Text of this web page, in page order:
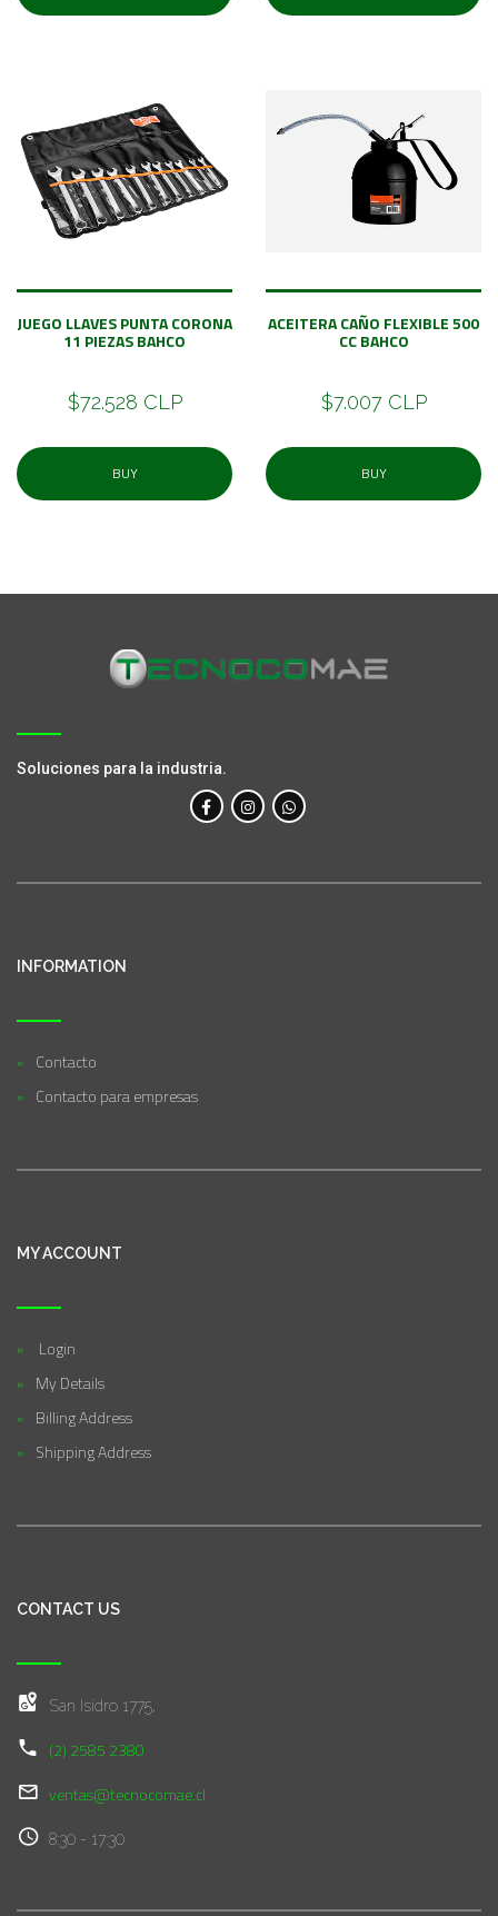
JUEGO LLAVES PUNTA CORONA
11 PIEZAS BAHCO
$72.528 CLP
BUY
ACEITERA CAÑO FLEXIBLE 500
CC BAHCO
$7.007 CLP
BUY
Soluciones para la industria.
INFORMATION
Contacto
Contacto para empresas
MY ACCOUNT
Login
My Details
Billing Address
Shipping Address
CONTACT US
San Isidro 1775,
(2) 2585 2380
ventas@tecnocomae.cl
8:30 - 17:30